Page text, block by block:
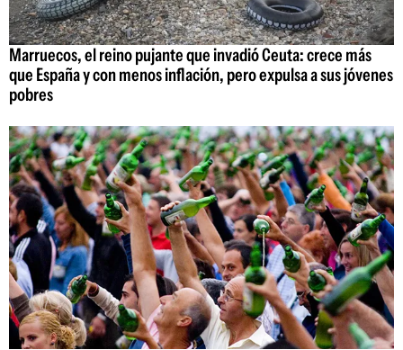
Marruecos, el reino pujante que invadió Ceuta: crece más
que España y con menos inflación, pero expulsa a sus jóvenes
pobres